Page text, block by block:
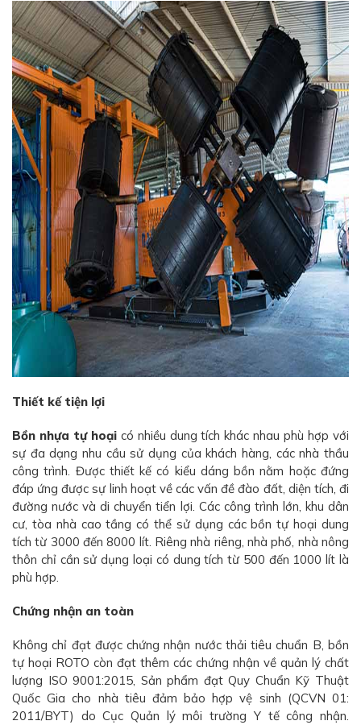
Thiết kế tiện lợi
Bồn nhựa tự hoạicó nhiều dung tích khác nhau phù hợp với
sự đa dạng nhu cầu sử dụng của khách hàng, các nhà thầu
công trình. Được thiết kế có kiểu dáng bồn nằm hoặc đứng
đáp ứng được sự linh hoạt về các vấn đề đào đất, diện tích, đi
đường nước và di chuyển tiển lợi. Các công trình lớn, khu dân
cư, tòa nhà cao tầng có thể sử dụng các bồn tự hoại dung
tích từ 3000 đến 8000 lít. Riêng nhà riêng, nhà phố, nhà nông
thôn chỉ cần sử dụng loại có dung tích từ 500 đến 1000 lít là
phù hợp.
Chứng nhận an toàn
Không chỉ đạt được chứng nhận nước thải tiêu chuẩn B, bồn
tự hoại ROTO còn đạt thêm các chứng nhận về quản lý chất
lượng ISO 9001:2015, Sản phẩm đạt Quy Chuẩn Kỹ Thuật
Quốc Gia cho nhà tiêu đảm bảo hợp vệ sinh (QCVN 01:
2011/BYT) do Cục Quản lý môi trường Y tế công nhận.